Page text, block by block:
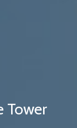
Tower